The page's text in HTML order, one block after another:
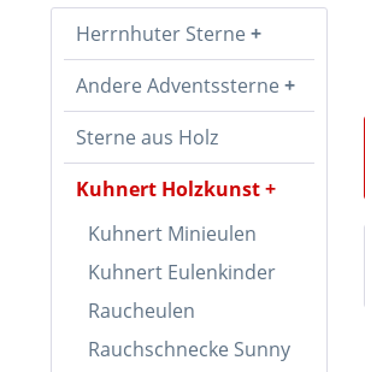
Herrnhuter Sterne
Andere Adventssterne
Sterne aus Holz
Kuhnert Holzkunst
Kuhnert Minieulen
Kuhnert Eulenkinder
Raucheulen
Rauchschnecke Sunny